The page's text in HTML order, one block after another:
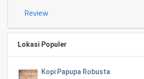
Review
Lokasi Populer
Kopi Papupa Robusta